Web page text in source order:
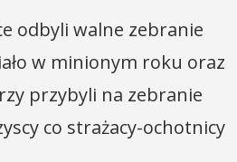
odbyli walne zebranie
w minionym roku oraz
przybyli na zebranie
co strażacy-ochotnicy